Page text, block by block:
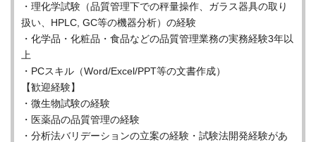
・理化学試験（品質管理下での秤量操作、ガラス器具の取り
扱い、HPLC, GC等の機器分析）の経験
・化学品・化粧品・食品などの品質管理業務の実務経験3年以
上
・PCスキル（Word/Excel/PPT等の文書作成）
【歓迎経験】
・微生物試験の経験
・医薬品の品質管理の経験
・分析法バリデーションの立案の経験・試験法開発経験があ